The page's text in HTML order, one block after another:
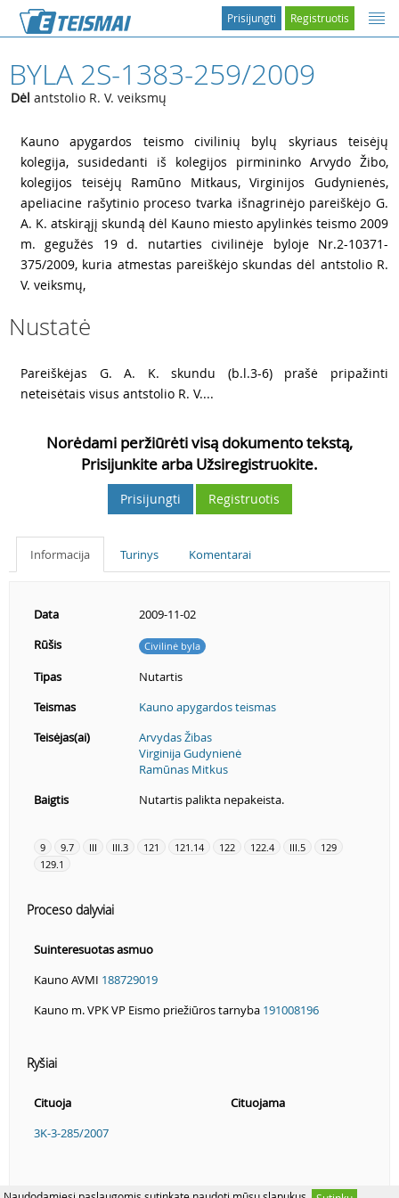
Registruotis
Prisijungti
BYLA 2S-1383-259/2009
Dėl antstolio R. V. veiksmų
Kauno apygardos teismo civilinių bylų skyriaus teisėjų
kolegija, susidedanti iš kolegijos pirmininko Arvydo Žibo,
kolegijos teisėjų Ramūno Mitkaus, Virginijos Gudynienės,
apeliacine rašytinio proceso tvarka išnagrinėjo pareiškėjo G.
A. K. atskirąjį skundą dėl Kauno miesto apylinkės teismo 2009
m. gegužės 19 d. nutarties civilinėje byloje Nr.2-10371-
375/2009, kuria atmestas pareiškėjo skundas dėl antstolio R.
V. veiksmų,
Nustatė
Pareiškėjas G. A. K. skundu (b.l.3-6) prašė pripažinti
neteisėtais visus antstolio R. V....
Norėdami peržiūrėti visą dokumento tekstą,
Prisijunkite arba Užsiregistruokite.
Prisijungti Registruotis
Informacija Turinys Komentarai
Data
2009-11-02
Rūšis
Civilinė byla
Tipas
Nutartis
Teismas
Kauno apygardos teismas
Teisėjas(ai)
Arvydas Žibas
Virginija Gudynienė
Ramūnas Mitkus
Baigtis
Nutartis palikta nepakeista.
9 9.7 III III.3 121 121.14 122 122.4 III.5
129
129.1
Proceso dalyviai
Suinteresuotas asmuo
Kauno AVMI 188729019
Kauno m. VPK VP Eismo priežiūros tarnyba 191008196
Ryšiai
Cituoja
Cituojama
3K-3-285/2007